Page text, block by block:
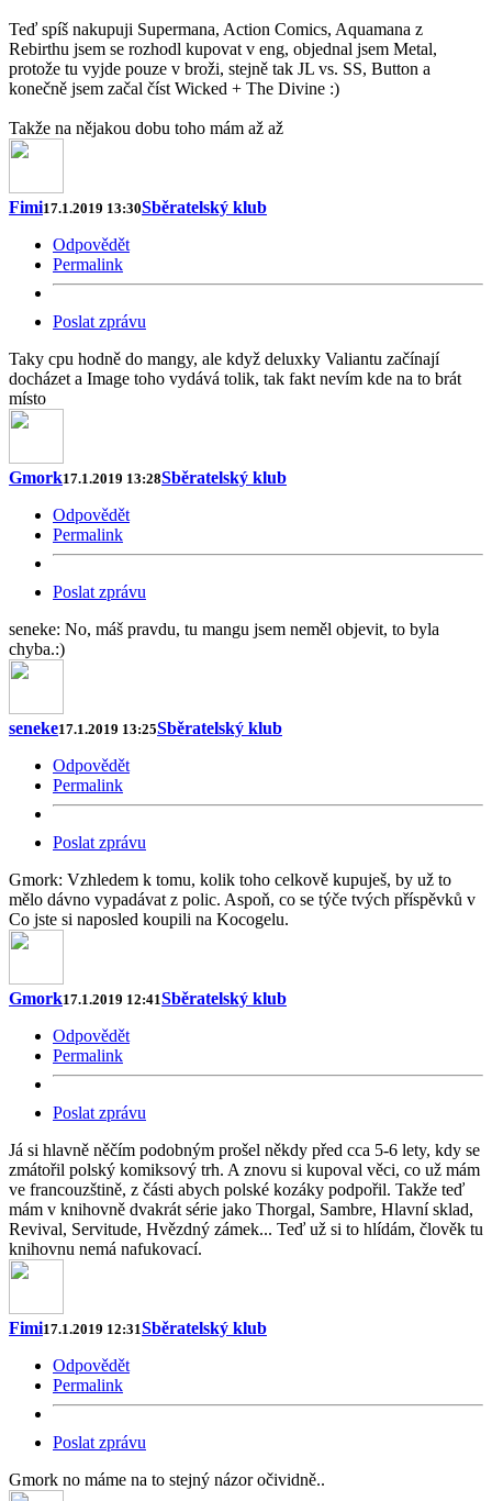
Teď spíš nakupuji Supermana, Action Comics, Aquamana z
Rebirthu jsem se rozhodl kupovat v eng, objednal jsem Metal,
protože tu vyjde pouze v broži, stejně tak JL vs. SS, Button a
konečně jsem začal číst Wicked + The Divine :)
Takže na nějakou dobu toho mám až až
Fimi17.1.2019 13:30Sběratelský klub
Odpovědět
Permalink
Poslat zprávu
Taky cpu hodně do mangy, ale když deluxky Valiantu začínají
docházet a Image toho vydává tolik, tak fakt nevím kde na to brát
místo
Gmork17.1.2019 13:28Sběratelský klub
Odpovědět
Permalink
Poslat zprávu
seneke: No, máš pravdu, tu mangu jsem neměl objevit, to byla
chyba.:)
seneke17.1.2019 13:25Sběratelský klub
Odpovědět
Permalink
Poslat zprávu
Gmork: Vzhledem k tomu, kolik toho celkově kupuješ, by už to
mělo dávno vypadávat z polic. Aspoň, co se týče tvých příspěvků v
Co jste si naposled koupili na Kocogelu.
Gmork17.1.2019 12:41Sběratelský klub
Odpovědět
Permalink
Poslat zprávu
Já si hlavně něčím podobným prošel někdy před cca 5-6 lety, kdy se
zmátořil polský komiksový trh. A znovu si kupoval věci, co už mám
ve francouzštině, z části abych polské kozáky podpořil. Takže teď
mám v knihovně dvakrát série jako Thorgal, Sambre, Hlavní sklad,
Revival, Servitude, Hvězdný zámek... Teď už si to hlídám, člověk tu
knihovnu nemá nafukovací.
Fimi17.1.2019 12:31Sběratelský klub
Odpovědět
Permalink
Poslat zprávu
Gmork no máme na to stejný názor očividně..